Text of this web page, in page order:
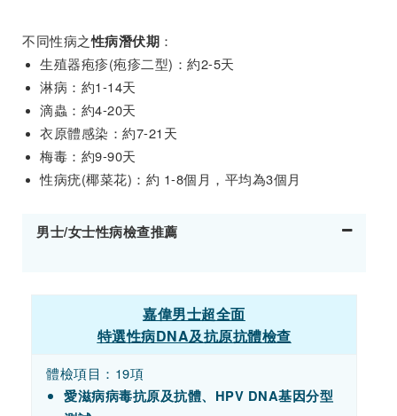
不同性病之性病潛伏期 ：
生殖器疱疹(疱疹二型)：約2-5天
淋病：約1-14天
滴蟲：約4-20天
衣原體感染：約7-21天
梅毒：約9-90天
性病疣(椰菜花)：約 1-8個月，平均為3個月
男士/女士性病檢查推薦
嘉偉男士超全面
特選性病DNA及抗原抗體檢查
體檢項目：19項
愛滋病病毒抗原及抗體、HPV DNA基因分型